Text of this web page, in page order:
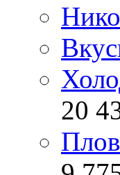
20